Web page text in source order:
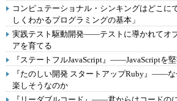
コンピュテーショナル・シンキングはどこに
しくわかるプログラミングの基本」
実践テスト駆動開発――テストに導かれてオ
アを育てる
『ステートフルJavaScript』――JavaScriptを
『たのしい開発 スタートアップRuby』――
楽しそうなのか